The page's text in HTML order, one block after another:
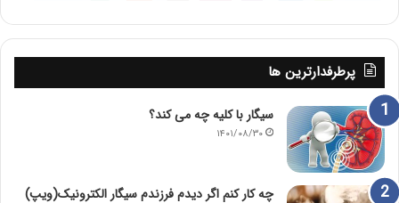
پرطرفدارترین ها
سیگار با کلیه چه می کند؟
۱۴۰۱/۰۸/۳۰
چه کار کنم اگر دیدم فرزندم سیگار الکترونیک(ویپ)